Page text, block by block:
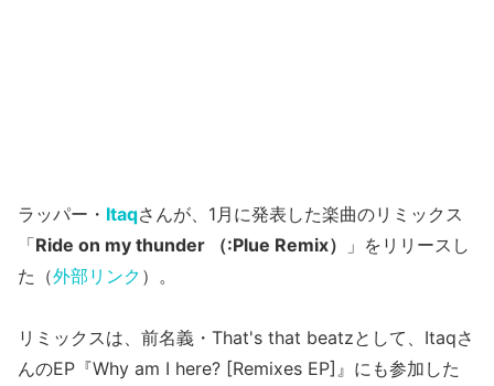
ラッパー・ Itaqさんが、1月に発表した楽曲のリミックス
「Ride on my thunder （:Plue Remix）
」をリリースし
た（外部リンク ）。
リミックスは、前名義・That's that beatzとして、Itaqさ
んのEP『Why am I here? [Remixes EP]』にも参加した